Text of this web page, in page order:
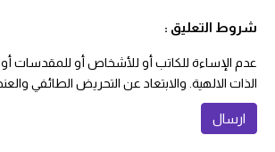
شروط التعليق :
عدم الإساءة للكاتب أو للأشخاص أو للمقدسات أو
الذات الالهية. والابتعاد عن التحريض الطائفي